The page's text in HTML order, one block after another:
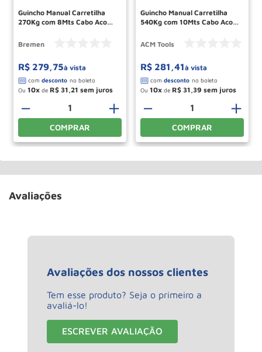
Guincho Manual Carretilha
270Kg com 8Mts Cabo Aco
Bremen
R$ 279,75à vista
Ou 10 de R$ 31,21
＋
－
COMPRAR
Guincho Manual Carretilha
540Kg com 10Mts Cabo Aco
ACM Tools
R$ 281 ,41à vista
Ou 10 de R$ 31,39
＋
－
COMPRAR
Avaliações
Avaliações dos nossos clientes
Tem esse produto? Seja o primeiro a
avaliá-lo!
ESCREVER AVALIAÇÃO